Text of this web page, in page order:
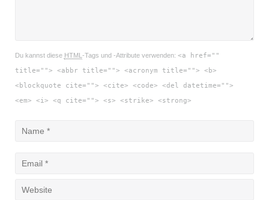
Du kannst diese HTML -Tags und -Attribute verwenden: <a href=""
title=""> <abbr title=""> <acronym title=""> <b>
<blockquote cite=""> <cite> <code> <del datetime="">
<em> <i> <q cite=""> <s> <strike> <strong>